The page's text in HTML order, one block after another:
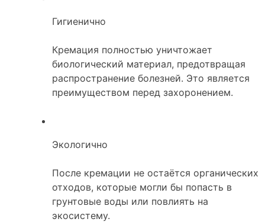
Гигиенично
Кремация полностью уничтожает
биологический материал, предотвращая
распространение болезней. Это является
преимуществом перед захоронением.
Экологично
После кремации не остаётся органических
отходов, которые могли бы попасть в
грунтовые воды или повлиять на
экосистему.